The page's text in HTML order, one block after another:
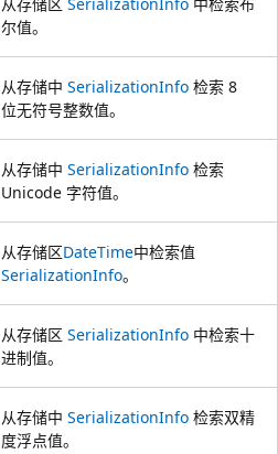
尔值。
从存储中 SerializationInfo 检索 8
位无符号整数值。
从存储中 SerializationInfo 检索
Unicode 字符值。
从存储区DateTime中检索值
SerializationInfo。
从存储区 SerializationInfo 中检索十
进制值。
从存储中 SerializationInfo 检索双精
度浮点值。